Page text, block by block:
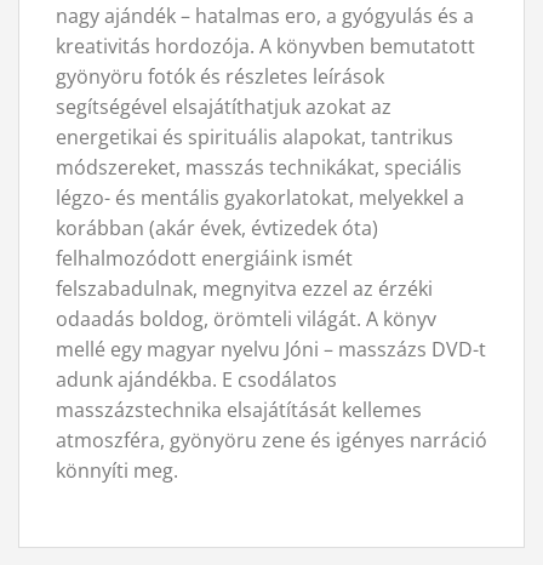
nagy ajándék – hatalmas ero, a gyógyulás és a
kreativitás hordozója. A könyvben bemutatott
gyönyöru fotók és részletes leírások
segítségével elsajátíthatjuk azokat az
energetikai és spirituális alapokat, tantrikus
módszereket, masszás technikákat, speciális
légzo- és mentális gyakorlatokat, melyekkel a
korábban (akár évek, évtizedek óta)
felhalmozódott energiáink ismét
felszabadulnak, megnyitva ezzel az érzéki
odaadás boldog, örömteli világát. A könyv
mellé egy magyar nyelvu Jóni – masszázs DVD-t
adunk ajándékba. E csodálatos
masszázstechnika elsajátítását kellemes
atmoszféra, gyönyöru zene és igényes narráció
könnyíti meg.